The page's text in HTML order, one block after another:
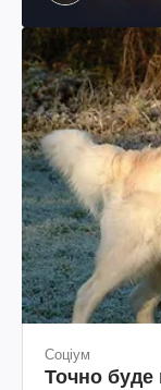
Соціум
Точно буде